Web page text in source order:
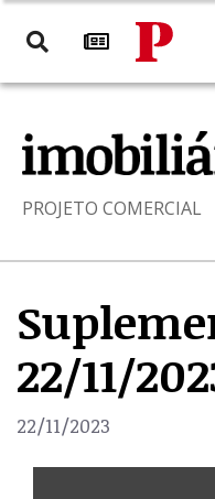
PROJETO COMERCIAL
22/11/
22/11/2023